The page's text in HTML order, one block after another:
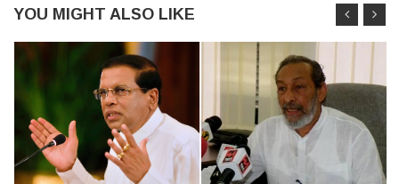
YOU MIGHT ALSO LIKE